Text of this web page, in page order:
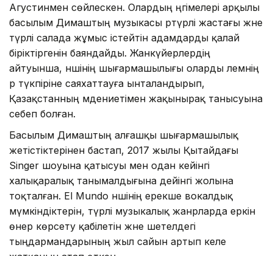
Агустинмен сөйлескен. Олардың әңгімелері арқылы
басылым Димаштың музыкасы әртүрлі жастағы және
түрлі салада жұмыс істейтін адамдарды қалай
біріктіргенін баяндайды. Жанкүйерлердің
айтуынша, әншінің шығармашылығы оларды әлемнің
әр түкпіріне саяхаттауға ынталандырып,
Қазақстанның мәдениетімен жақынырақ танысуына
себеп болған.
Басылым Димаштың алғашқы шығармашылық
жетістіктерінен бастап, 2017 жылы Қытайдағы
Singer шоуына қатысуы мен одан кейінгі
халықаралық танымалдығына дейінгі жолына
тоқталған. El Mundo әншінің ерекше вокалдық
мүмкіндіктерін, түрлі музыкалық жанрларда еркін
өнер көрсету қабілетін және шетелдегі
тыңдармандарының жыл сайын артып келе